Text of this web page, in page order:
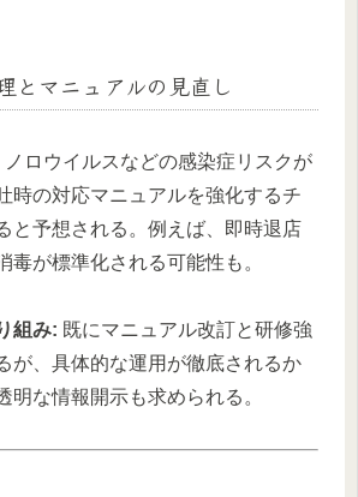
とマニュアルの見直し
ノロウイルスなどの感染症リスクが
時の対応マニュアルを強化するチ
と予想される。例えば、即時退店
毒が標準化される可能性も。
組み: 既にマニュアル改訂と研修強
が、具体的な運用が徹底されるか
明な情報開示も求められる。